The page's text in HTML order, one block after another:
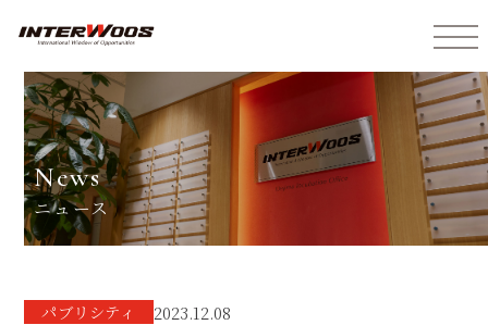
news
ニュース
パブリシティ 2023.12.08